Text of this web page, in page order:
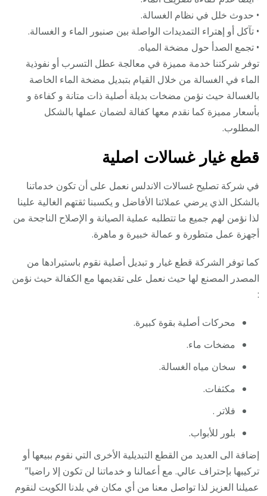
• حدوث خلل في نظام الغسالة.
• تآكل أو إهتراء التمديدات الواصلة بين صنبور الماء و الغسالة.
• تجمع الصدأ حول مضخة المياه.
توفر شركتنا خدمة مميزة في معالجة عطل التسرب أو نفوذية
الماء في الغسالة من خلال القيام بتبديل مضخة الماء الخاصة
بالغسالة حيث نؤمن مضخات بديلة أصلية ذات متانة و كفاءة و
بأسعار مميزة كما نقدم معها كفالة لضمان عملها بالشكل
المطلوب.
قطع غيار غسالات اصلية
في شركة تصليح غسالات الاندلس نعمل على أن تكون خدماتنا
بالشكل الذي يرضي عملائنا الأفاضل و يكسبنا ثقتهم الغالية علينا
لذا نؤمن لهم جميع ما تتطلبه عملية الصيانة و الإصلاح الناجحة من
أجهزة عمل متطورة و عمالة خبيرة و ماهرة.
كما توفر الشركة قطع غيار و تبديل أصلية نقوم باستيرادها من
المصدر المصنع لها حيث نعمل على تقديمها مع الكفالة حيث نؤمن
:
محركات أصلية بقوة كبيرة.
مضخات ماء.
سخان مياه الغسالة.
مكثفات.
فلاتر .
بلور للأبواب.
إضافة الى العديد من القطع التبديلية الأخرى التي نقوم ببيعها أو
تركيبها بإحتراف عالي. مع أعمالنا و خدماتنا لن تكون إلا راضيا”
عميلنا العزيز لذا تواصل معنا من أي مكان في بلدنا الكويت لنقوم